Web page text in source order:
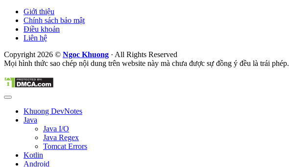
Giới thiệu
Chính sách bảo mật
Điều khoản
Liên hệ
Copyright 2026 © Ngoc Khuong · All Rights Reserved
Mọi hình thức sao chép nội dung trên website này mà chưa được sự đồng ý đều là trái phép.
Khuong DevNotes
Java
Java I/O
Java Regex
Tomcat Errors
Kotlin
Android